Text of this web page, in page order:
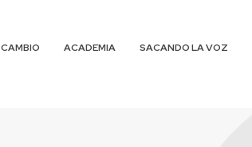
ACADEMIA
SACANDO LA VOZ